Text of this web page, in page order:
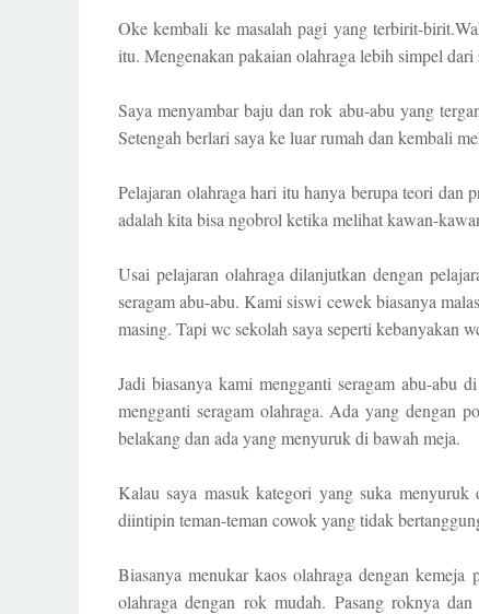
Oke kembali ke masalah pagi yang terbirit-
itu. Mengenakan pakaian olahraga lebih simpel dari
Saya menyambar baju dan rok abu-abu yang
Setengah berlari saya ke luar rumah dan kembali
Pelajaran olahraga hari itu hanya berupa teori dan
adalah kita bisa ngobrol ketika melihat kawan-
Usai pelajaran olahraga dilanjutkan dengan
seragam abu-abu. Kami siswi cewek biasanya
masing. Tapi wc sekolah saya seperti kebanyakan
Jadi biasanya kami mengganti seragam abu-abu
mengganti seragam olahraga. Ada yang dengan
belakang dan ada yang menyuruk di bawah meja.
Kalau saya masuk kategori yang suka
diintipin teman-teman cowok yang tidak
Biasanya menukar kaos olahraga dengan
olahraga dengan rok mudah. Pasang roknya